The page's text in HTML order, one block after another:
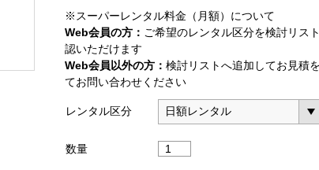
※スーパーレンタル料金（月額）について
Web会員の方： ご希望のレンタル区分を検討リス
認いただけます
Web会員以外の方： 検討リストへ追加してお見積
てお問い合わせください
レンタル区分
数量
活